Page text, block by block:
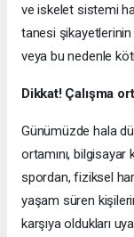
ve iskelet sistemi
tanesi
veya bu nedenle
Dikkat! Çalışma
Günümüzde hala
ortamını, bilgisayar
spordan, fiziksel
yaşam süren
karşıya oldukları